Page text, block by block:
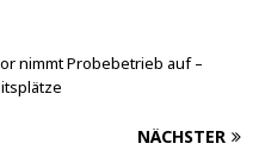
nimmt Probebetrieb auf –
NÄCHSTER